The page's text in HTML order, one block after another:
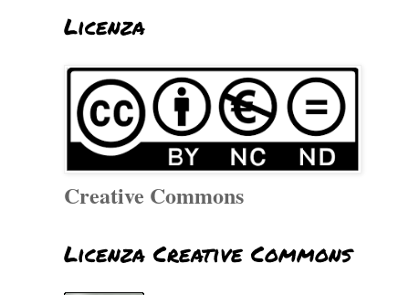
Licenza
Creative Commons
Licenza Creative Commons